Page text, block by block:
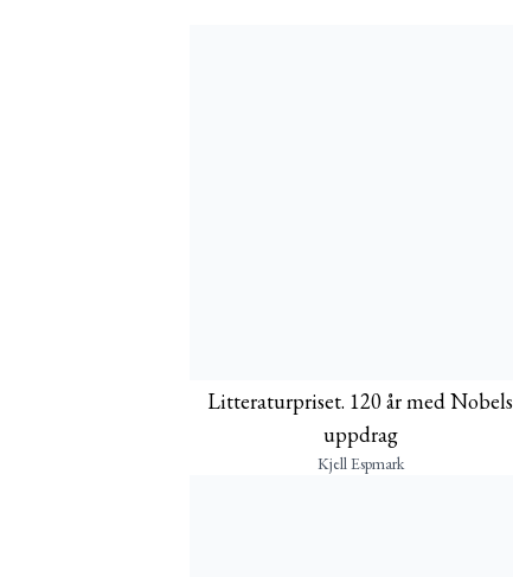
Litteraturpriset. 120 år med Nobels
uppdrag
Kjell Espmark